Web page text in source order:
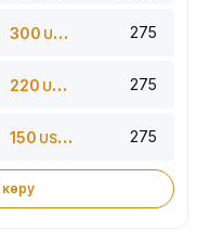
300 USDT 275
220 USDT 275
150 USDT 275